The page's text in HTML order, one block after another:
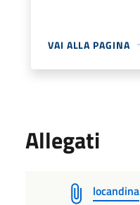
VAI ALLA PAGINA
Allegati
locandina